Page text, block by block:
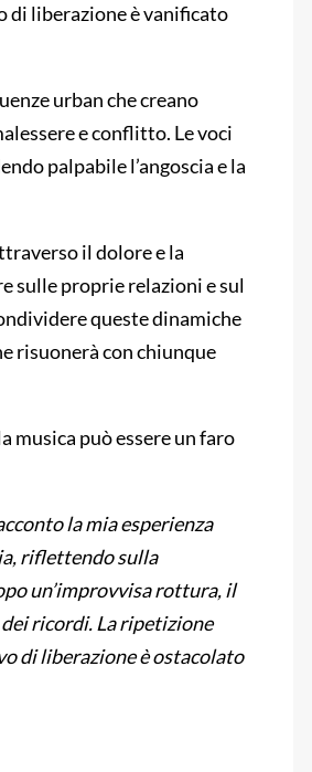
di liberazione è vanificato
urban che creano
e conflitto. Le voci
palpabile l’angoscia e la
il dolore e la
sulle proprie relazioni e sul
queste dinamiche
risuonerà con chiunque
musica può essere un faro
la mia esperienza
riflettendo sulla
un’improvvisa rottura, il
ricordi. La ripetizione
di liberazione è ostacolato